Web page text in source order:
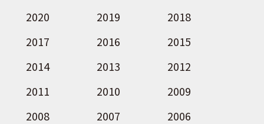
2020
2019
2018
2017
2016
2015
2014
2013
2012
2011
2010
2009
2008
2007 2006